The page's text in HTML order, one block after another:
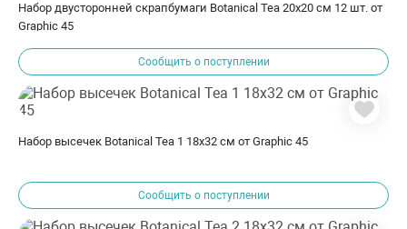
Набор двусторонней скрапбумаги Botanical Tea 20х20 см 12 шт. от
Graphic 45
Сообщить о поступлении
Набор высечек Botanical Tea 1 18x32 см от Graphic 45
Сообщить о поступлении